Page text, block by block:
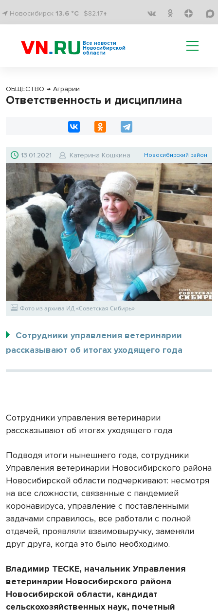
Новосибирск 13.6 °C $82.17↑
Все новости
Новосибирской
области
ОБЩЕСТВО → Аграрии
Ответственность и дисциплина
13.01.2021 Катерина Кошкина Новосибирский район
Фото из архива ИД «Советская Сибирь»
Сотрудники управления ветеринарии
рассказывают об итогах уходящего года
Сотрудники управления ветеринарии
рассказывают об итогах уходящего года
Подводя итоги нынешнего года, сотрудники
Управления ветеринарии Новосибирского района
Новосибирской области подчеркивают: несмотря
на все сложности, связанные с пандемией
коронавируса, управление с поставленными
задачами справилось, все работали с полной
отдачей, проявляли взаимовыручку, заменяли
друг друга, когда это было необходимо.
Владимир ТЕСКЕ, начальник Управления
ветеринарии Новосибирского района
Новосибирской области, кандидат
сельскохозяйственных наук, почетный